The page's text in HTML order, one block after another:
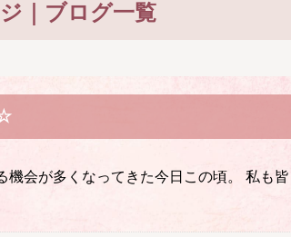
｜ブログ一覧
会が多くなってきた今日この頃。 私も皆